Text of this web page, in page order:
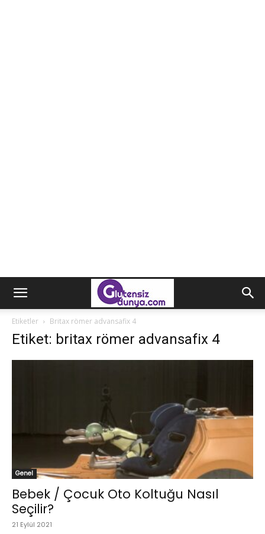
Etiketler Britax römer advansafix 4
Etiket: britax römer advansafix 4
Genel
Bebek / Çocuk Oto Koltuğu Nasıl
Seçilir?
21 Eylül 2021